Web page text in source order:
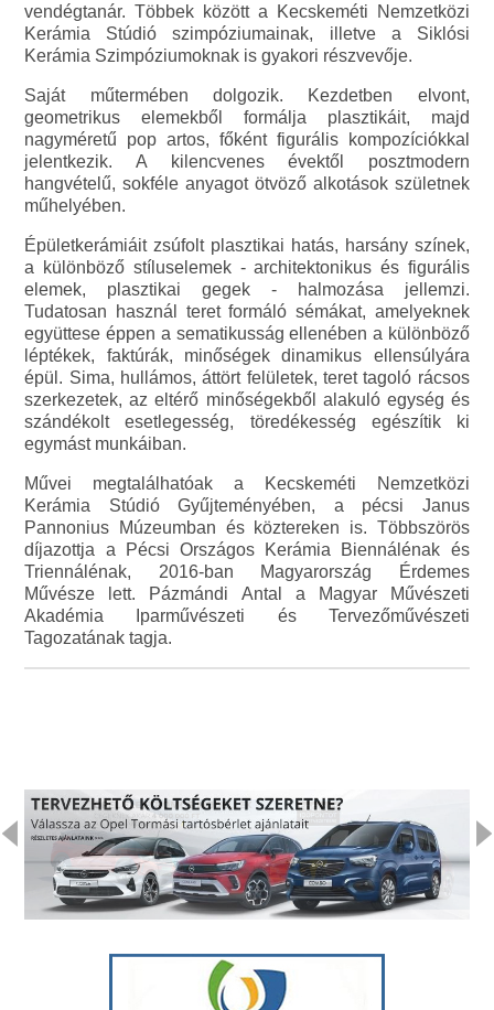
vendégtanár. Többek között a Kecskeméti Nemzetközi
Kerámia Stúdió szimpóziumainak, illetve a Siklósi
Kerámia Szimpóziumoknak is gyakori részvevője.
Saját műtermében dolgozik. Kezdetben elvont,
geometrikus elemekből formálja plasztikáit, majd
nagyméretű pop artos, főként figurális kompozíciókkal
jelentkezik. A kilencvenes évektől posztmodern
hangvételű, sokféle anyagot ötvöző alkotások születnek
műhelyében.
Épületkerámiáit zsúfolt plasztikai hatás, harsány színek,
a különböző stíluselemek - architektonikus és figurális
elemek, plasztikai gegek - halmozása jellemzi.
Tudatosan használ teret formáló sémákat, amelyeknek
együttese éppen a sematikusság ellenében a különböző
léptékek, faktúrák, minőségek dinamikus ellensúlyára
épül. Sima, hullámos, áttört felületek, teret tagoló rácsos
szerkezetek, az eltérő minőségekből alakuló egység és
szándékolt esetlegesség, töredékesség egészítik ki
egymást munkáiban.
Művei megtalálhatóak a Kecskeméti Nemzetközi
Kerámia Stúdió Gyűjteményében, a pécsi Janus
Pannonius Múzeumban és köztereken is. Többszörös
díjazottja a Pécsi Országos Kerámia Biennálénak és
Triennálénak, 2016-ban Magyarország Érdemes
Művésze lett. Pázmándi Antal a Magyar Művészeti
Akadémia Iparművészeti és Tervezőművészeti
Tagozatának tagja.